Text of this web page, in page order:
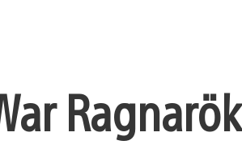
Ragnarök